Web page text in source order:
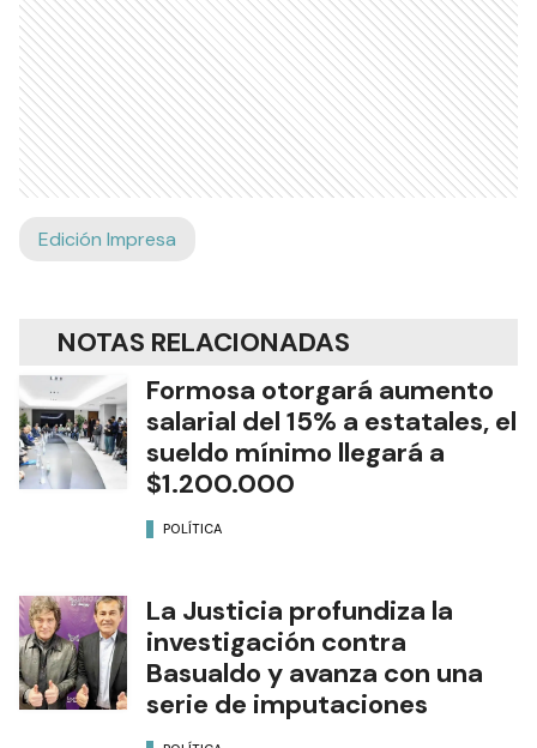
Edición Impresa
NOTAS RELACIONADAS
Formosa otorgará aumento
salarial del 15% a estatales, el
sueldo mínimo llegará a
$1.200.000
POLÍTICA
La Justicia profundiza la
investigación contra
Basualdo y avanza con una
serie de imputaciones